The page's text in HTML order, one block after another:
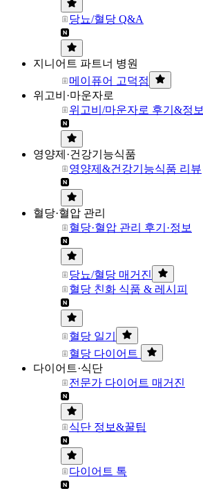
당뇨/혈당 Q&A
지니어트 파트너 병원
메이퓨어 고덕점
위고비·마운자로
위고비/마운자로 후기&정보
영양제·건강기능식품
영양제&건강기능식품 리뷰
혈당·혈압 관리
혈당·혈압 관리 후기·정보
당뇨/혈당 매거진
혈당 친화 식품 & 레시피
혈당 일기
혈당 다이어트
다이어트·식단
전문가 다이어트 매거진
식단 정보&꿀팁
다이어트 톡